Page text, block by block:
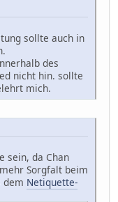
sollte auch in
des
nicht hin. sollte
mich.
sein, da Chan
Sorgfalt beim
dem Netiquette-